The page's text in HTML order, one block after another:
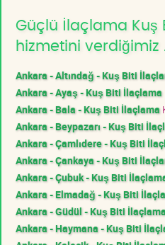
Güçlü İlaçlama Kuş
hizmetini
Ankara - Altındağ - Kuş Biti
Ankara - Ayaş - Kuş Biti İlaçlama
Ankara - Bala - Kuş Biti İlaçlama
Ankara - Beypazarı - Kuş Biti
Ankara - Çamlıdere - Kuş Biti
Ankara - Çankaya - Kuş Biti
Ankara - Çubuk - Kuş Biti
Ankara - Elmadağ - Kuş Biti
Ankara - Güdül - Kuş Biti
Ankara - Haymana - Kuş Biti